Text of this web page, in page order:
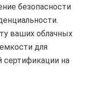
безопасности
ваших облачных
для
сертификации на